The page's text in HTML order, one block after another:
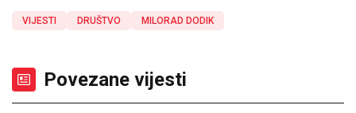
VIJESTI DRUŠTVO MILORAD DODIK
Povezane vijesti